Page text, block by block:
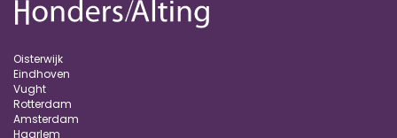
Oisterwijk
Eindhoven
Vught
Rotterdam
Amsterdam
Haarlem